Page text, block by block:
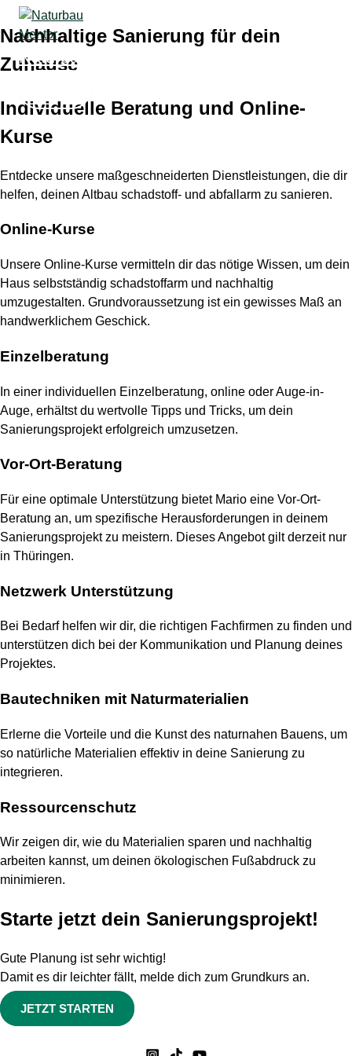
Zum
Inhalt
Naturbau Mentor
Nachhaltige Sanierung für dein
Zuhause
Individuelle Beratung und Online-
Kurse
Entdecke unsere maßgeschneiderten Dienstleistungen, die dir
helfen, deinen Altbau schadstoff- und abfallarm zu sanieren.
Online-Kurse
Unsere Online-Kurse vermitteln dir das nötige Wissen, um dein
Haus selbstständig schadstoffarm und nachhaltig
umzugestalten. Grundvoraussetzung ist ein gewisses Maß an
handwerklichem Geschick.
Einzelberatung
In einer individuellen Einzelberatung, online oder Auge-in-
Auge, erhältst du wertvolle Tipps und Tricks, um dein
Sanierungsprojekt erfolgreich umzusetzen.
Vor-Ort-Beratung
Für eine optimale Unterstützung bietet Mario eine Vor-Ort-
Beratung an, um spezifische Herausforderungen in deinem
Sanierungsprojekt zu meistern. Dieses Angebot gilt derzeit nur
in Thüringen.
Netzwerk Unterstützung
Bei Bedarf helfen wir dir, die richtigen Fachfirmen zu finden und
unterstützen dich bei der Kommunikation und Planung deines
Projektes.
Bautechniken mit Naturmaterialien
Erlerne die Vorteile und die Kunst des naturnahen Bauens, um
so natürliche Materialien effektiv in deine Sanierung zu
integrieren.
Ressourcenschutz
Wir zeigen dir, wie du Materialien sparen und nachhaltig
arbeiten kannst, um deinen ökologischen Fußabdruck zu
minimieren.
Starte jetzt dein Sanierungsprojekt!
Gute Planung ist sehr wichtig!
Damit es dir leichter fällt, melde dich zum Grundkurs an.
JETZT STARTEN